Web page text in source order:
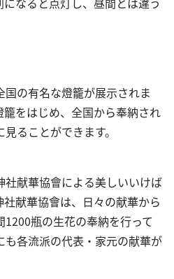
の有名な燈籠が展示されま
をはじめ、全国から奉納され
ることができます。
献華協會による美しいいけば
献華協會は、日々の献華から
瓶の生花の奉納を行って
も各流派の代表・家元の献華が